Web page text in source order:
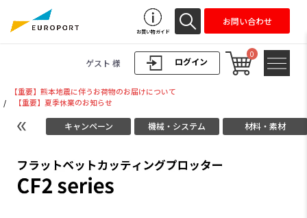
ログイン
ゲスト 様
0
お買い物ガイド
お問い合わせ
【重要】熊本地震に伴うお荷物のお届けについて
/
【重要】夏季休業のお知らせ
キャンペーン 機械・システム 材料・素材